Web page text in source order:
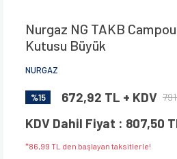
Nurgaz NG TAKB
Kutusu Büyük
NURGAZ
%15 672,92 TL + KDV
KDV Dahil Fiyat : 807,50
*86,99 TL den başlayan taksitlerle!